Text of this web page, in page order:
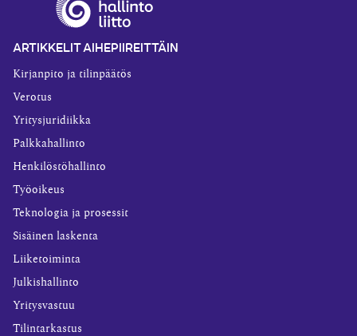
ARTIKKELIT AIHEPIIREITTÄIN
Kirjanpito ja tilinpäätös
Verotus
Yritysjuridiikka
Palkkahallinto
Henkilöstöhallinto
Työoikeus
Teknologia ja prosessit
Sisäinen laskenta
Liiketoiminta
Julkishallinto
Yritysvastuu
Tilintarkastus